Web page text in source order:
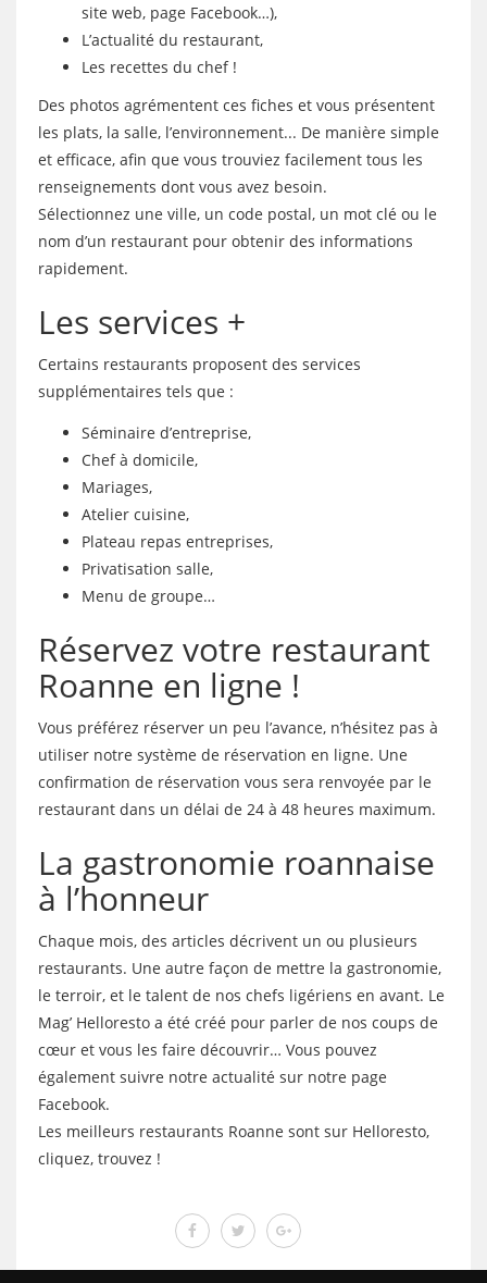
site web, page Facebook…),
L’actualité du restaurant,
Les recettes du chef !
Des photos agrémentent ces fiches et vous présentent
les plats, la salle, l’environnement... De manière simple
et efficace, afin que vous trouviez facilement tous les
renseignements dont vous avez besoin.
Sélectionnez une ville, un code postal, un mot clé ou le
nom d’un restaurant pour obtenir des informations
rapidement.
Les services +
Certains restaurants proposent des services
supplémentaires tels que :
Séminaire d’entreprise,
Chef à domicile,
Mariages,
Atelier cuisine,
Plateau repas entreprises,
Privatisation salle,
Menu de groupe…
Réservez votre restaurant
Roanne en ligne !
Vous préférez réserver un peu l’avance, n’hésitez pas à
utiliser notre système de réservation en ligne. Une
confirmation de réservation vous sera renvoyée par le
restaurant dans un délai de 24 à 48 heures maximum.
La gastronomie roannaise
à l’honneur
Chaque mois, des articles décrivent un ou plusieurs
restaurants. Une autre façon de mettre la gastronomie,
le terroir, et le talent de nos chefs ligériens en avant. Le
Mag’ Helloresto a été créé pour parler de nos coups de
cœur et vous les faire découvrir… Vous pouvez
également suivre notre actualité sur notre page
Facebook.
Les meilleurs restaurants Roanne sont sur Helloresto,
cliquez, trouvez !